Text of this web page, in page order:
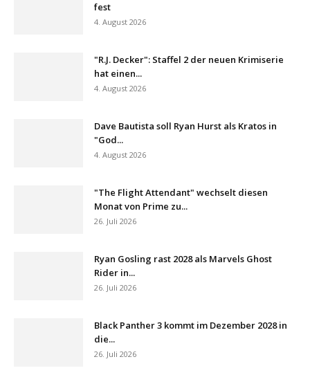
fest
4. August 2026
"R.J. Decker": Staffel 2 der neuen Krimiserie
hat einen...
4. August 2026
Dave Bautista soll Ryan Hurst als Kratos in
"God...
4. August 2026
"The Flight Attendant" wechselt diesen
Monat von Prime zu...
26. Juli 2026
Ryan Gosling rast 2028 als Marvels Ghost
Rider in...
26. Juli 2026
Black Panther 3 kommt im Dezember 2028 in
die...
26. Juli 2026